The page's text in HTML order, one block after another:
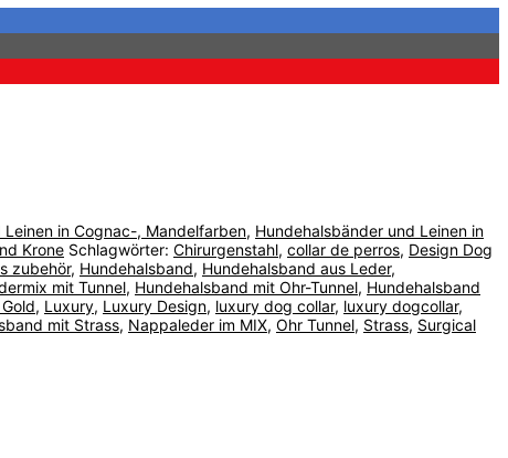
in Cognac-, Mandelfarben, Hundehalsbänder und Leinen in
Krone Schlagwörter: Chirurgenstahl, collar de perros, Design Dog
zubehör, Hundehalsband, Hundehalsband aus Leder,
mit Tunnel, Hundehalsband mit Ohr-Tunnel, Hundehalsband
, Luxury, Luxury Design, luxury dog collar, luxury dogcollar,
mit Strass, Nappaleder im MIX, Ohr Tunnel, Strass, Surgical